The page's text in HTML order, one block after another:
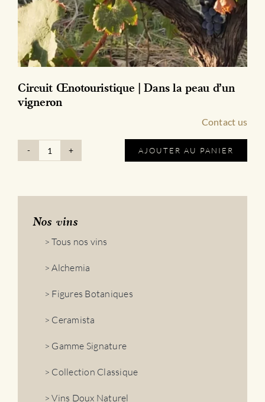
Nos vins
> Tous nos vins
> Alchemia
> Figures Botaniques
> Ceramista
> Gamme Signature
> Collection Classique
> Vins Doux Naturel
Circuit Œnotouristique | Dans la peau d’un
vigneron
Contact us
quantité
Dans
peau
vigneron
AJOUTER AU PANIER